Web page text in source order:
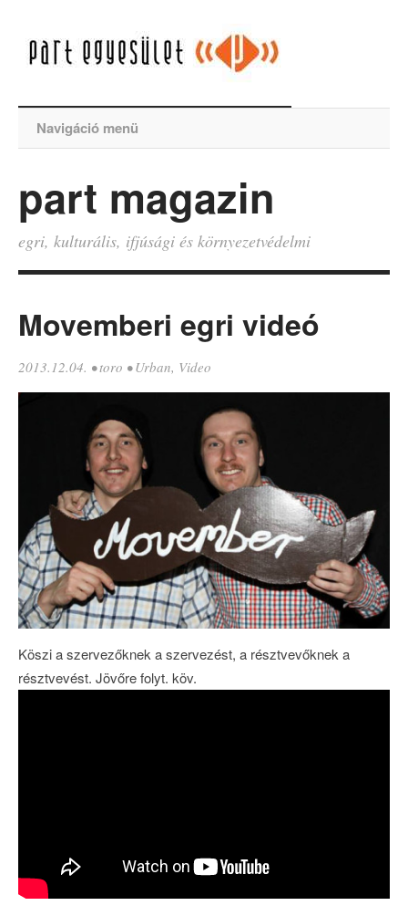
Navigáció menü
part magazin
egri, kulturális, ifjúsági és környezetvédelmi
Movemberi egri videó
2013.12.04. •toro •Urban, Video
Köszi a szervezőknek a szervezést, a résztvevőknek a
résztvevést. Jövőre folyt. köv.